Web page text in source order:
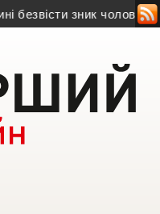
зник чоловік із